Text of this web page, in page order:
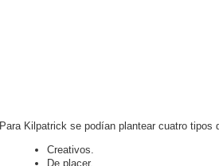
Para Kilpatrick se podían plantear cuatro tipos
Creativos.
De placer.